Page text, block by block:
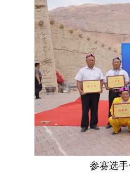
参赛选手